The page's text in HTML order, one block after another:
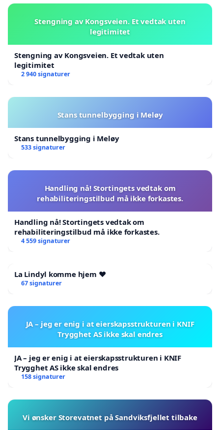
Stengning av Kongsveien. Et vedtak uten
legitimitet
Stengning av Kongsveien. Et vedtak uten
legitimitet
2 940 signaturer
Stans tunnelbygging i Meløy
Stans tunnelbygging i Meløy
533 signaturer
Handling nå! Stortingets vedtak om
rehabiliteringstilbud må ikke forkastes.
Handling nå! Stortingets vedtak om
rehabiliteringstilbud må ikke forkastes.
4 559 signaturer
La Lindyl komme hjem ❤️
67 signaturer
JA – jeg er enig i at eierskapsstrukturen i KNIF
Trygghet AS ikke skal endres
JA – jeg er enig i at eierskapsstrukturen i KNIF
Trygghet AS ikke skal endres
158 signaturer
Vi ønsker Storevatnet på Sandviksfjellet tilbake